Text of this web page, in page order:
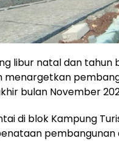
libur natal dan
bulan November
di blok Kampung
pembangunan